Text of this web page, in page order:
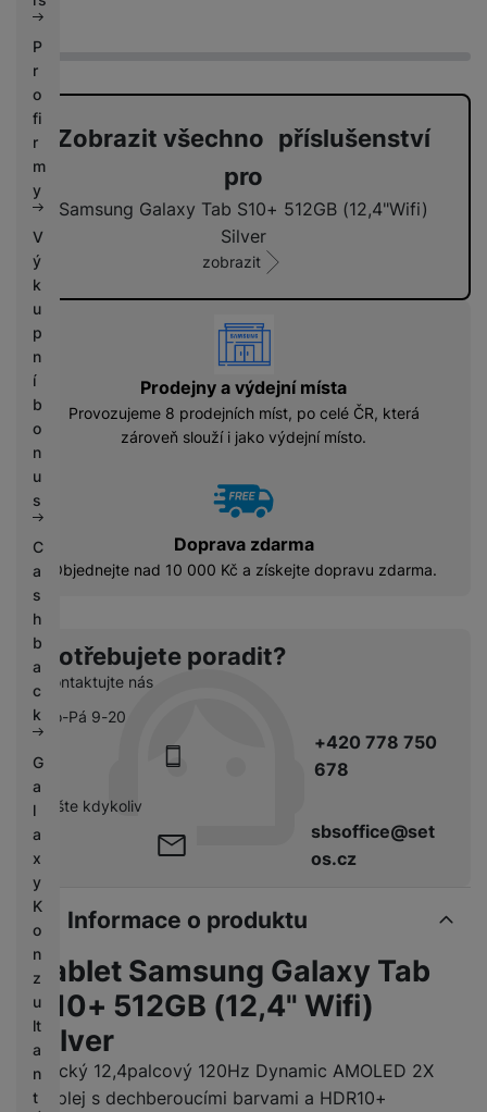
P
r
o
fi
r
m
y
V
ý
k
u
p
n
í
b
o
n
u
s
C
a
s
h
b
a
c
k
G
a
l
a
x
y
K
o
n
z
u
lt
a
n
t
Zobrazit všechno příslušenství
pro
Samsung Galaxy Tab S10+ 512GB (12,4"Wifi)
Silver
zobrazit
Prodejny a výdejní místa
Provozujeme 8 prodejních míst, po celé ČR, která
zároveň slouží i jako výdejní místo.
Doprava zdarma
Objednejte nad 10 000 Kč a získejte dopravu zdarma.
Potřebujete poradit?
Kontaktujte nás
Po-Pá 9-20
+420 778 750
678
pište kdykoliv
sbsoffice@set
os.cz
Informace o produktu
Tablet Samsung Galaxy Tab
S10+ 512GB (12,4" Wifi)
Silver
Epický 12,4palcový 120Hz Dynamic AMOLED 2X
displej s dechberoucími barvami a HDR10+